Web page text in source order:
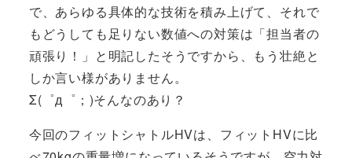
で、あらゆる具体的な技術を積み上げて、それで
もどうしても足りない数値への対策は「担当者の
頑張り！」と明記したそうですから、もう壮絶と
しか言い様がありません。
Σ(゜д゜；)そんなのあり？
今回のフィットシャトルHVは、フィットHVに比